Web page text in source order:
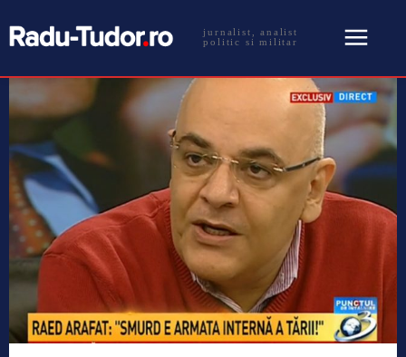
jurnalist, analist
politic si militar